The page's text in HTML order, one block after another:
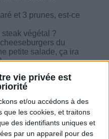
vie privée est
et/ou accédons à des
que les cookies, et traitons
des identifiants uniques et
par un appareil pour des
et 3 prunes, est-ce
végétal ?
du
petite salade, ça ira
peux faire pour le
?
ils équivalents à 10
du soir pour
avec mon café le